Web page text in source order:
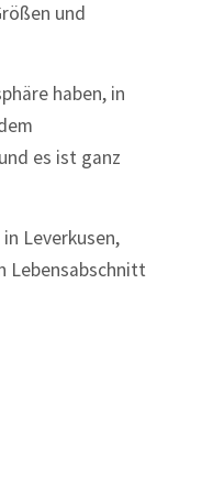
und
haben, in
es ist ganz
Leverkusen,
Lebensabschnitt